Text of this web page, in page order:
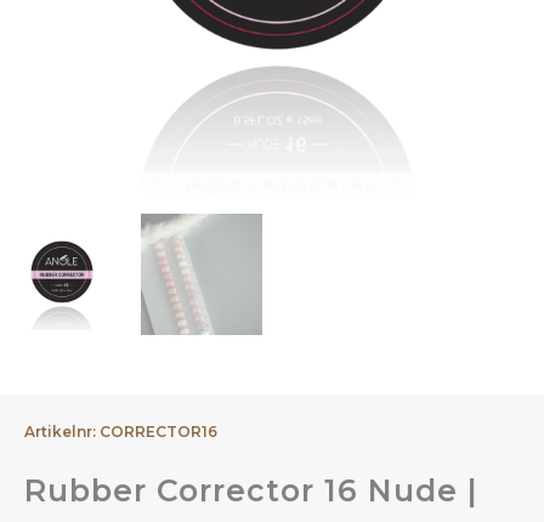
Artikelnr: CORRECTOR16
Rubber Corrector 16 Nude |